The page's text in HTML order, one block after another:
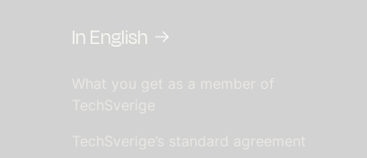
In English
What you get as a member of
TechSverige
TechSverige’s standard agreement